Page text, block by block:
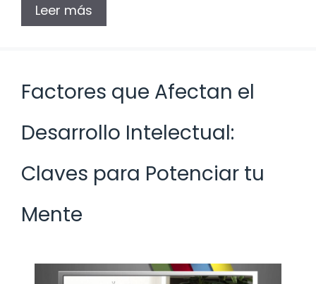
Leer más
Factores que Afectan el
Desarrollo Intelectual:
Claves para Potenciar tu
Mente